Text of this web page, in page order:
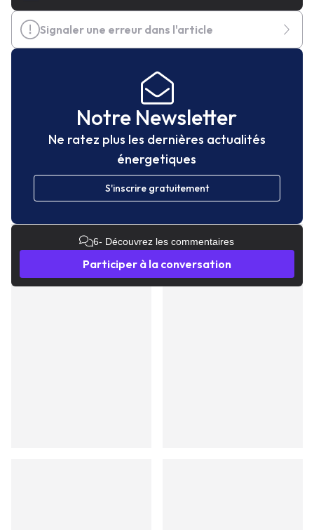
Signaler une erreur dans l'article
Notre Newsletter
Ne ratez plus les dernières actualités
énergetiques
S'inscrire gratuitement
6- Découvrez les commentaires
Participer à la conversation